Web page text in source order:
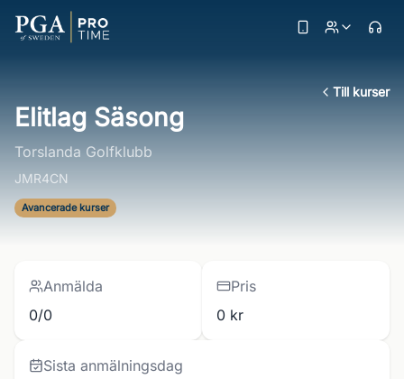
Till kurser
Elitlag Säsong
Torslanda Golfklubb
JMR4CN
Avancerade kurser
Anmälda
0/0
Pris
0 kr
Sista anmälningsdag